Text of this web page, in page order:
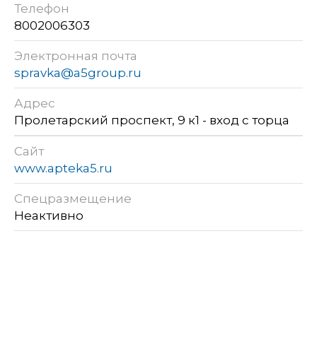
Телефон
8002006303
Электронная почта
spravka@a5group.ru
Адрес
Пролетарский проспект, 9 к1 - вход с торца
Сайт
www.apteka5.ru
Спецразмещение
Неактивно